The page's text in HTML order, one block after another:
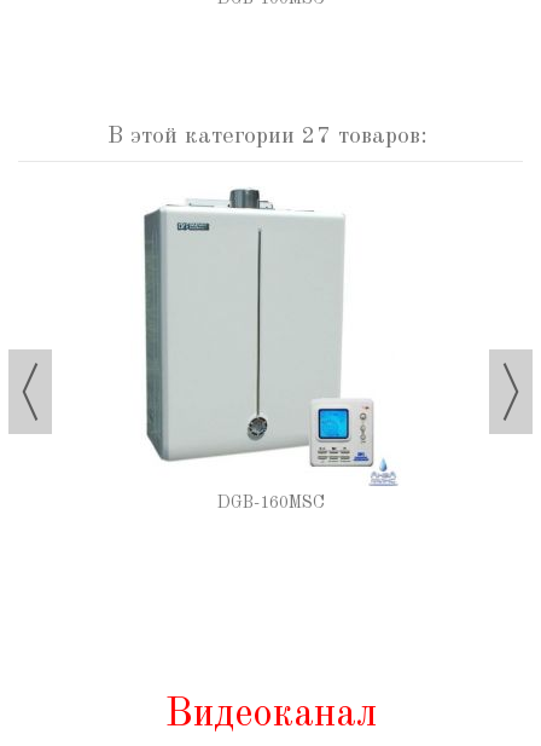
В этой категории 27 товаров:
DGB-160MSC
Видеоканал